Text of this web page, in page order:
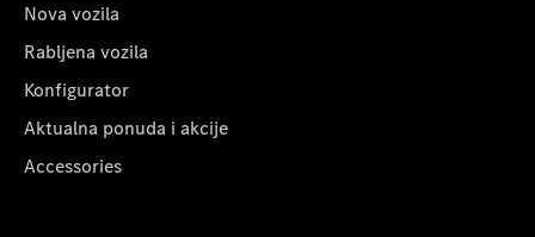
Nova vozila
Rabljena vozila
Konfigurator
Aktualna ponuda i akcije
Accessories